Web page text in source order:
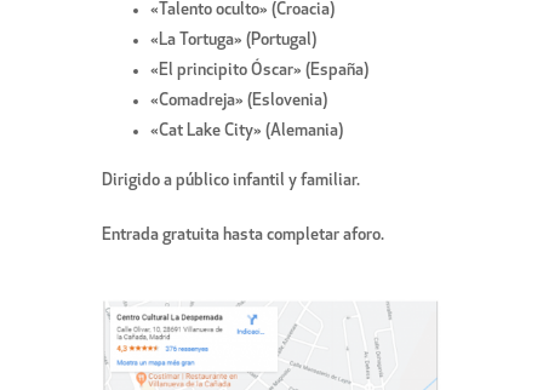
«Talento oculto» (Croacia)
«La Tortuga» (Portugal)
«El principito Óscar» (España)
«Comadreja» (Eslovenia)
«Cat Lake City» (Alemania)
Dirigido a público infantil y familiar.
Entrada gratuita hasta completar aforo.